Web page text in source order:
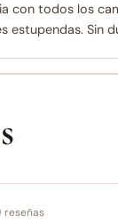
todos los
estupendas. Sin
reseñas